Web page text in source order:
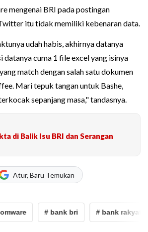
mengenai BRI pada postingan
itu tidak memiliki kebenaran data.
udah habis, akhirnya datanya
datanya cuma 1 file excel yang isinya
match dengan salah satu dokumen
Mari tepuk tangan untuk Bashe,
sepanjang masa," tandasnya.
di Balik Isu BRI dan Serangan
Atur, Baru Temukan
# bank bri # bank rakyat